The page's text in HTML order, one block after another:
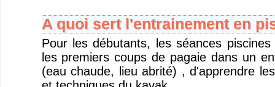
A quoi sert l'entrainement en
Pour les débutants, les séances
les premiers coups de pagaie dans un
(eau chaude, lieu abrité) , d'apprendre